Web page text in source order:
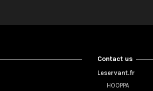
Contact us
Leservant.fr
HOOPPA